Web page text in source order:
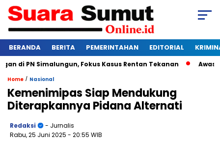
BERANDA BERITA PEMERINTAHAN EDITORIAL
Simalungun, Fokus Kasus Rentan Tekanan Awas
Home / Nasional
Kemenimipas Siap Mendukung
Diterapkannya Pidana Alternati
Redaksi
- Jurnalis
Rabu, 25 Juni 2025 - 20:55 WIB